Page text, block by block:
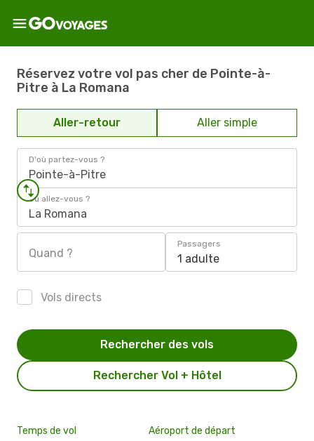
Réservez votre vol pas cher de Pointe-à-
Pitre à La Romana
Aller-retour Aller simple
D'où partez-vous ?
Pointe-à-Pitre
Où allez-vous ?
La Romana
Quand ?
Passagers
1 adulte
Vols directs
Rechercher Vol + Hôtel
Rechercher des vols
Temps de vol Aéroport de départ